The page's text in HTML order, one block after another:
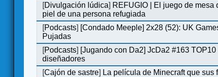
[Divulgación lúdica] REFUGIO | El juego de mesa
piel de una persona refugiada
[Podcasts] [Condado Meeple] 2x28 (52): UK
Pujadas
[Podcasts] [Jugando con Da2] JcDa2 #163
diseñadores
[Cajón de sastre] La película de Minecraft que sus